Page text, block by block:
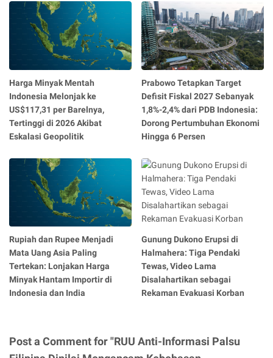
Harga Minyak Mentah
Indonesia Melonjak ke
US$117,31 per Barelnya,
Tertinggi di 2026 Akibat
Eskalasi Geopolitik
Prabowo Tetapkan Target
Defisit Fiskal 2027 Sebanyak
1,8%-2,4% dari PDB Indonesia:
Dorong Pertumbuhan Ekonomi
Hingga 6 Persen
Rupiah dan Rupee Menjadi
Mata Uang Asia Paling
Tertekan: Lonjakan Harga
Minyak Hantam Importir di
Indonesia dan India
Gunung Dukono Erupsi di
Halmahera: Tiga Pendaki
Tewas, Video Lama
Disalahartikan sebagai
Rekaman Evakuasi Korban
Post a Comment for "RUU Anti-Informasi Palsu